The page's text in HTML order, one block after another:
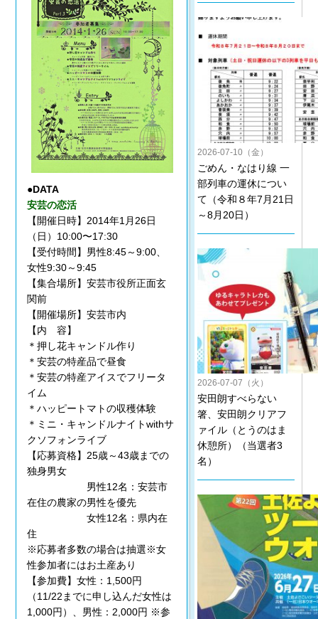
●DATA
安芸の恋活
【開催日時】2014年1月26日
（日）10:00〜17:30
【受付時間】男性8:45～9:00、
女性9:30～9:45
【集合場所】安芸市役所正面玄
関前
【開催場所】安芸市内
【内 容】
＊押し花キャンドル作り
＊安芸の特産品で昼食
＊安芸の特産アイスでフリータ
イム
＊ハッピートマトの収穫体験
＊ミニ・キャンドルナイトwithサ
クソフォンライブ
【応募資格】25歳～43歳までの
独身男女
男性12名：安芸市
在住の農家の男性を優先
女性12名：県内在
住
※応募者多数の場合は抽選※女
性参加者にはお土産あり
【参加費】女性：1,500円
（11/22までに申し込んだ女性は
1,000円）、男性：2,000円 ※参
2026-07-10（金）
ごめん・なはり線 一
部列車の運休につい
て（令和８年7月21日
～8月20日）
2026-07-07（火）
安田朗すべらない
箸、安田朗クリアフ
ァイル（とうのはま
休憩所）（当選者3
名）